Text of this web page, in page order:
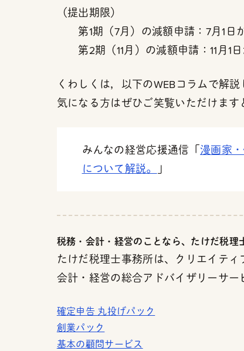
（提出期限）
第1期（7月）の減額申請：7月1日
第2期（11月）の減額申請：11月1日
くわしくは，以下のWEBコラムで解説
気になる方はぜひご笑覧いただけます
みんなの経営応援通信「漫画家
について解説。
」
税務・会計・経営のことなら、たけだ税理
たけだ税理士事務所は、クリエイテ
会計・経営の総合アドバイザリーサー
確定申告 丸投げパック
創業パック
基本の顧問サービス